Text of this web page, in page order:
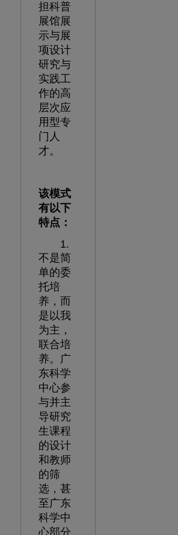
担科普
展馆展
示与展
项设计
研究与
实践工
作的高
层次应
用型专
门人
才。
该模式
有以下
特点：
1.
不是简
单的委
托培
养，而
是以我
为主，
联合培
养。广
东科学
中心参
与并主
导研究
生课程
的设计
和教师
的筛
选，甚
至广东
科学中
心部分